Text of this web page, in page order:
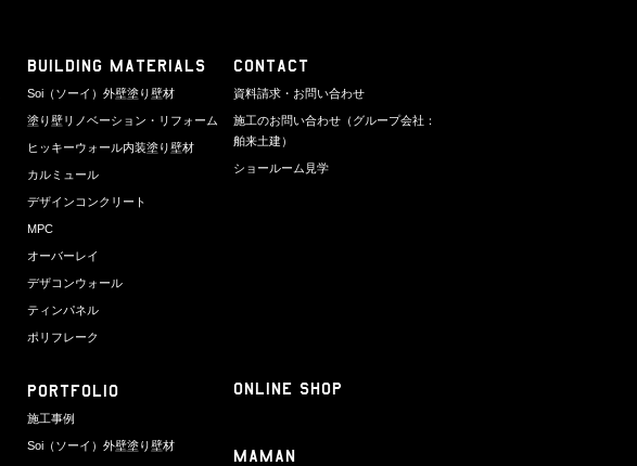
BUILDING MATERIALS
Soi（ソーイ）外壁塗り壁材
塗り壁リノベーション・リフォーム
ヒッキーウォール内装塗り壁材
カルミュール
デザインコンクリート
MPC
オーバーレイ
デザコンウォール
ティンパネル
ポリフレーク
CONTACT
資料請求・お問い合わせ
施工のお問い合わせ（グループ会社：
舶来土建）
ショールーム見学
PORTFOLIO
施工事例
Soi（ソーイ）外壁塗り壁材
ONLINE SHOP
Maman